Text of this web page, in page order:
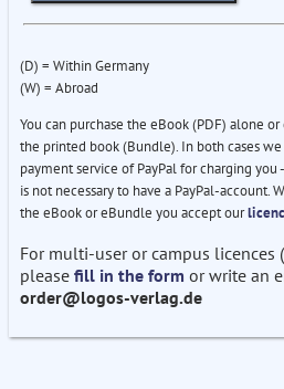
(D) = Within Germany
(W) = Abroad
You can purchase the eBook (PDF) alone
the printed book (Bundle). In both cases
payment service of PayPal for charging you
is not necessary to have a PayPal-account.
the eBook or eBundle you accept our
For multi-user or campus licences (
please fill in the form or write an
order@logos-verlag.de